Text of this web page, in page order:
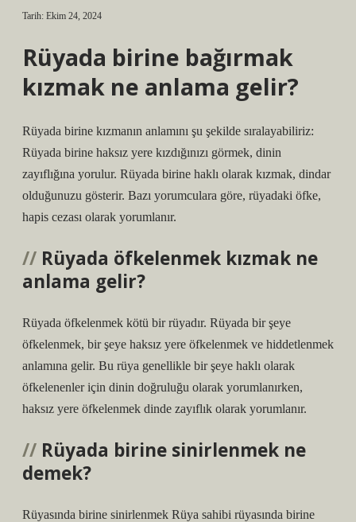
Tarih: Ekim 24, 2024
Rüyada birine bağırmak
kızmak ne anlama gelir?
Rüyada birine kızmanın anlamını şu şekilde sıralayabiliriz:
Rüyada birine haksız yere kızdığınızı görmek, dinin
zayıflığına yorulur. Rüyada birine haklı olarak kızmak, dindar
olduğunuzu gösterir. Bazı yorumculara göre, rüyadaki öfke,
hapis cezası olarak yorumlanır.
Rüyada öfkelenmek kızmak ne
anlama gelir?
Rüyada öfkelenmek kötü bir rüyadır. Rüyada bir şeye
öfkelenmek, bir şeye haksız yere öfkelenmek ve hiddetlenmek
anlamına gelir. Bu rüya genellikle bir şeye haklı olarak
öfkelenenler için dinin doğruluğu olarak yorumlanırken,
haksız yere öfkelenmek dinde zayıflık olarak yorumlanır.
Rüyada birine sinirlenmek ne
demek?
Rüyasında birine sinirlenmek Rüya sahibi rüyasında birine